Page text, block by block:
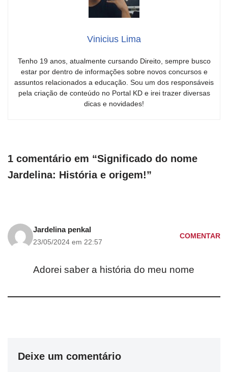
Vinicius Lima
Tenho 19 anos, atualmente cursando Direito, sempre busco
estar por dentro de informações sobre novos concursos e
assuntos relacionados a educação. Sou um dos responsáveis
pela criação de conteúdo no Portal KD e irei trazer diversas
dicas e novidades!
1 comentário em “Significado do nome
Jardelina: História e origem!”
Jardelina penkal
23/05/2024 em 22:57
COMENTAR
Adorei saber a história do meu nome
Deixe um comentário